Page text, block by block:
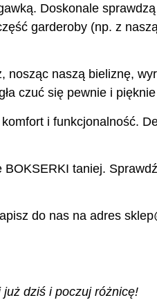
Doskonale
garderoby (np. z
nosząc naszą bieliznę,
czuć się pewnie i
i funkcjonalność.
taniej.
do nas na adres
dziś i poczuj różnicę!